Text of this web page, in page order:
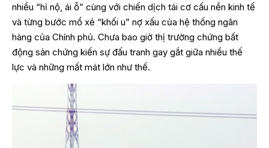
nhiều “hỉ nộ, ái ỗ” cùng với chiến dịch tái cơ cấu nền kinh tế
và từng bước mổ xẻ “khối u” nợ xấu của hệ thống ngân
hàng của Chính phủ. Chưa bao giờ thị trường chứng bất
động sản chứng kiến sự đấu tranh gay gắt giữa nhiều thế
lực và những mất mát lớn như thế.